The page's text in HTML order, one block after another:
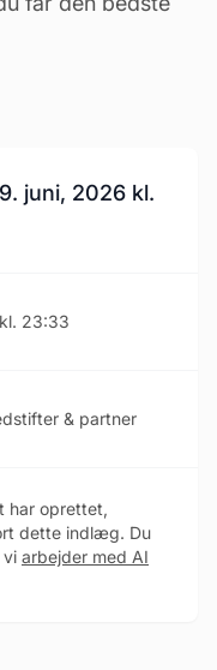
juni, 2026 kl.
23:33
& partner
har oprettet,
dette indlæg. Du
vi arbejder med AI